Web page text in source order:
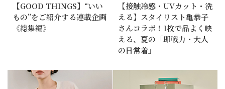
【GOOD THINGS】“いい
もの”をご紹介する連載企画
《総集編》
【接触冷感・UVカット・洗
える】スタイリスト亀恭子
さんコラボ！1枚で品よく映
える、夏の「即戦力・大人
の日常着」